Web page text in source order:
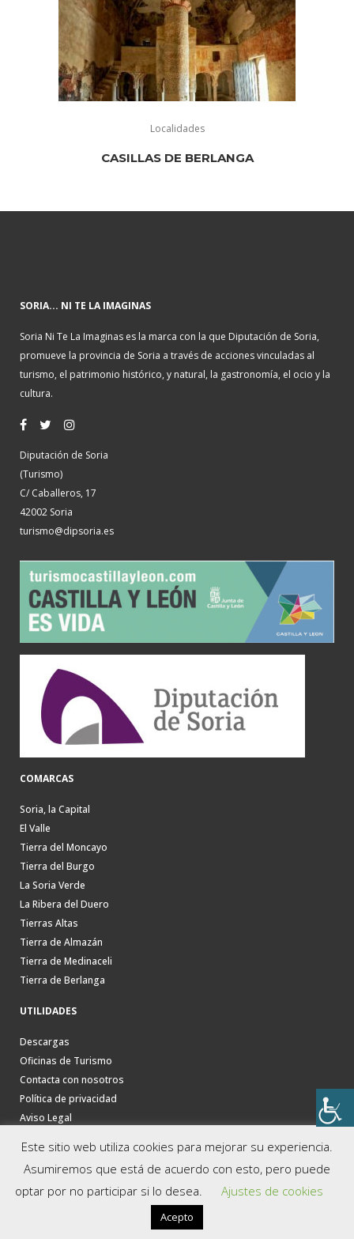
Localidades
CASILLAS DE BERLANGA
SORIA... NI TE LA IMAGINAS
Soria Ni Te La Imaginas es la marca con la que Diputación de Soria,
promueve la provincia de Soria a través de acciones vinculadas al
turismo, el patrimonio histórico, y natural, la gastronomía, el ocio y la
cultura.
Diputación de Soria
(Turismo)
C/ Caballeros, 17
42002 Soria
turismo@dipsoria.es
COMARCAS
Soria, la Capital
El Valle
Tierra del Moncayo
Tierra del Burgo
La Soria Verde
La Ribera del Duero
Tierras Altas
Tierra de Almazán
Tierra de Medinaceli
Tierra de Berlanga
UTILIDADES
Descargas
Oficinas de Turismo
Contacta con nosotros
Política de privacidad
Aviso Legal
Este sitio web utiliza cookies para mejorar su experiencia.
Asumiremos que está de acuerdo con esto, pero puede
optar por no participar si lo desea.
Ajustes de cookies
Acepto